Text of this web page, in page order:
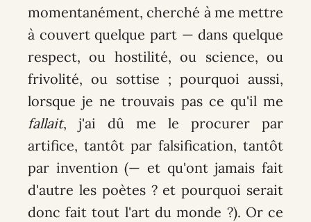
momentanément, cherché à me mettre
à couvert quelque part — dans quelque
respect, ou hostilité, ou science, ou
frivolité, ou sottise ; pourquoi aussi,
lorsque je ne trouvais pas ce qu'il me
fallait, j'ai dû me le procurer par
artifice, tantôt par falsification, tantôt
par invention (— et qu'ont jamais fait
d'autre les poètes ? et pourquoi serait
donc fait tout l'art du monde ?). Or ce